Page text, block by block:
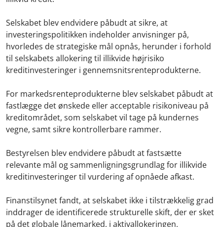
Selskabet blev endvidere påbudt at sikre, at
investeringspolitikken indeholder anvisninger på,
hvorledes de strategiske mål opnås, herunder i forhold
til selskabets allokering til illikvide højrisiko
kreditinvesteringer i gennemsnitsrenteprodukterne.
For markedsrenteprodukterne blev selskabet påbudt at
fastlægge det ønskede eller acceptable risikoniveau på
kreditområdet, som selskabet vil tage på kundernes
vegne, samt sikre kontrollerbare rammer.
Bestyrelsen blev endvidere påbudt at fastsætte
relevante mål og sammenligningsgrundlag for illikvide
kreditinvesteringer til vurdering af opnåede afkast.
Finanstilsynet fandt, at selskabet ikke i tilstrækkelig grad
inddrager de identificerede strukturelle skift, der er sket
på det globale lånemarked, i aktivallokeringen.